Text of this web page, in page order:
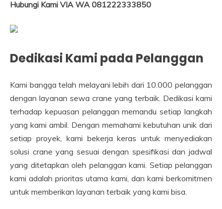
Hubungi Kami VIA WA 081222333850
Dedikasi Kami pada Pelanggan
Kami bangga telah melayani lebih dari 10.000 pelanggan
dengan layanan sewa crane yang terbaik. Dedikasi kami
terhadap kepuasan pelanggan memandu setiap langkah
yang kami ambil. Dengan memahami kebutuhan unik dari
setiap proyek, kami bekerja keras untuk menyediakan
solusi crane yang sesuai dengan spesifikasi dan jadwal
yang ditetapkan oleh pelanggan kami. Setiap pelanggan
kami adalah prioritas utama kami, dan kami berkomitmen
untuk memberikan layanan terbaik yang kami bisa.